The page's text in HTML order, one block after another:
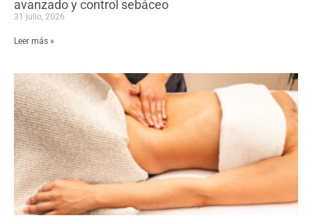
avanzado y control sebáceo
31 julio, 2026
Leer más »